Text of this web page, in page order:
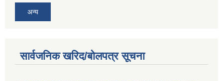
अन्य
सार्वजनिक खरिद/बोलपत्र सूचना